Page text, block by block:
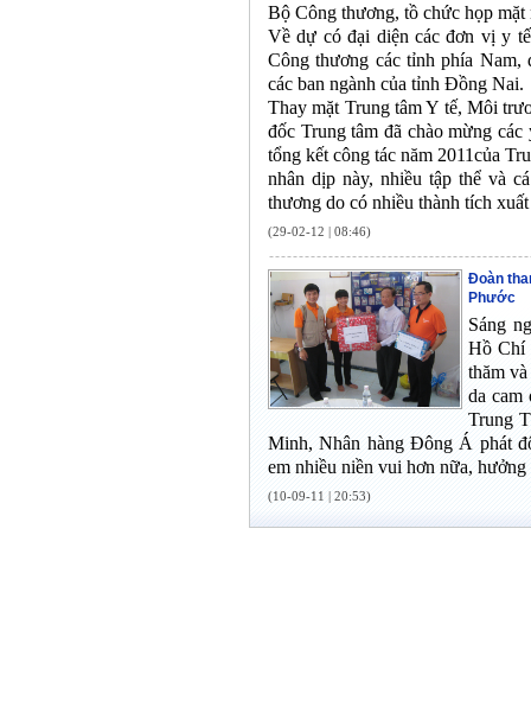
Bộ Công thương, tồ chức họp
Về dự có đại diện các đơn vị y
Công thương các tỉnh phía
các ban ngành của tỉnh Đồng Nai.
Thay mặt Trung tâm Y tế, Môi
đốc Trung tâm đã chào mừng
tổng kết công tác năm 2011của
nhân dịp này, nhiều tập thể và
thương do có nhiều thành tích xuất
(29-02-12 | 08:46)
Đoàn
Phước
Sáng
Hồ Chí
thăm
da cam
Trung
Minh, Nhân hàng Đông Á phát
em nhiều niền vui hơn nữa,
(10-09-11 | 20:53)